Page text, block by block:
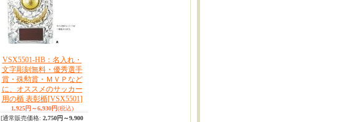
VSX5501-HB：名入れ・
文字彫刻無料・優秀選手
賞・殊勲賞・ＭＶＰなど
に、オススメのサッカー
用の楯 表彰楯[VSX5501]
1,925円～6,930円(税込)
[通常販売価格: 2,750円～9,900